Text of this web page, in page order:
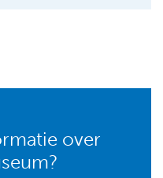
over